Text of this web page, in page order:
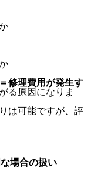
修理費用が発生す
る原因になりま
は可能ですが、評
場合の扱い